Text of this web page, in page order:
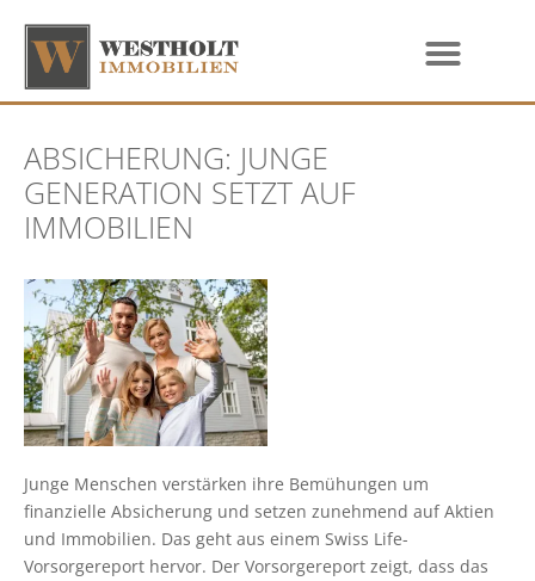
ABSICHERUNG: JUNGE
GENERATION SETZT AUF
IMMOBILIEN
Junge Menschen verstärken ihre Bemühungen um
finanzielle Absicherung und setzen zunehmend auf Aktien
und Immobilien. Das geht aus einem Swiss Life-
Vorsorgereport hervor. Der Vorsorgereport zeigt, dass das